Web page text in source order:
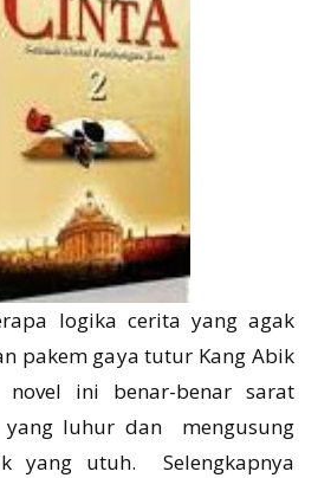
logika cerita yang agak
pakem gaya tutur Kang Abik
ini benar-benar sarat
luhur dan mengusung
yang utuh. Selengkapnya